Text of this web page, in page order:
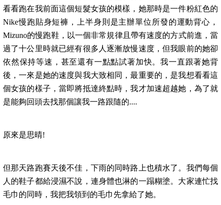
看看跑在我前面這個短髮女孩的模樣，她那時是一件粉紅色的
Nike慢跑貼身短褲，上半身則是主辦單位所發的運動背心，
Mizuno的慢跑鞋，以一個非常規律且帶有速度的方式前進，當
過了十公里時就已經有很多人逐漸放慢速度，但我眼前的她卻
依然保持等速，甚至還有一點點試著加快。我一直跟著她背
後，一來是她的速度與我大致相同，最重要的，是我想看看這
個女孩的樣子，當即將抵達終點時，我才加速超越她，為了就
是能夠回頭去找那個讓我一路跟隨的....
原來是思晴!
但那天路跑賽天後不佳，下雨的同時路上也積水了。我們每個
人的鞋子都給浸濕不說，連身體也淋的一蹋糊塗。大家連忙找
毛巾的同時，我把我領到的毛巾先拿給了她。